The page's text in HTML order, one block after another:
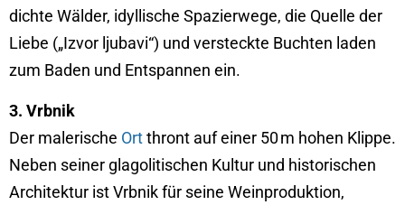
dichte Wälder, idyllische Spazierwege, die Quelle der
Liebe („Izvor ljubavi“) und versteckte Buchten laden
zum Baden und Entspannen ein.
3. Vrbnik
Der malerische Ortthront auf einer 50 m hohen Klippe.
Neben seiner glagolitischen Kultur und historischen
Architektur ist Vrbnik für seine Weinproduktion,